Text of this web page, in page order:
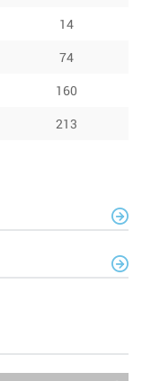
14
74
160
213